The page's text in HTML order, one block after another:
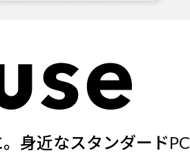
身近なスタンダードPC